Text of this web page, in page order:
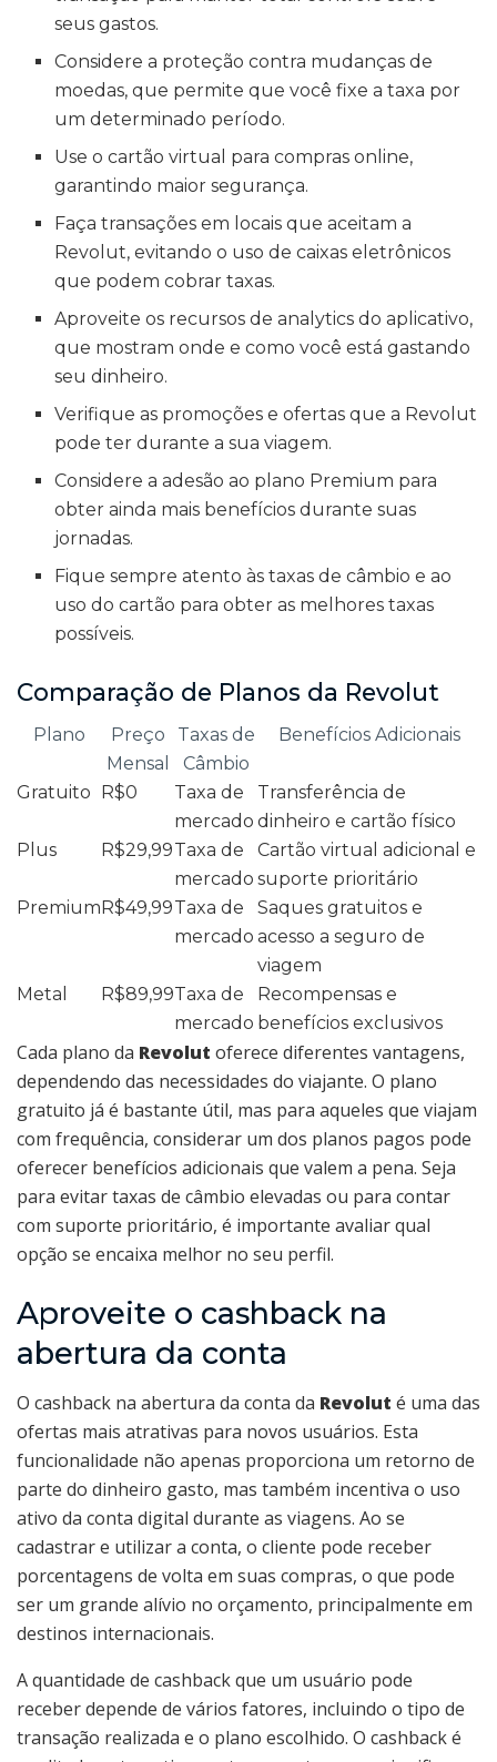
seus gastos.
Considere a proteção contra mudanças de
moedas, que permite que você fixe a taxa por
um determinado período.
Use o cartão virtual para compras online,
garantindo maior segurança.
Faça transações em locais que aceitam a
Revolut, evitando o uso de caixas eletrônicos
que podem cobrar taxas.
Aproveite os recursos de analytics do aplicativo,
que mostram onde e como você está gastando
seu dinheiro.
Verifique as promoções e ofertas que a Revolut
pode ter durante a sua viagem.
Considere a adesão ao plano Premium para
obter ainda mais benefícios durante suas
jornadas.
Fique sempre atento às taxas de câmbio e ao
uso do cartão para obter as melhores taxas
possíveis.
Comparação de Planos da Revolut
Plano
Preço
Mensal
Taxas de
Câmbio
Benefícios Adicionais
Gratuito R$0
Taxa de
mercado
Transferência de
dinheiro e cartão físico
Plus
R$29,99Taxa de
mercado
Cartão virtual adicional e
suporte prioritário
PremiumR$49,99Taxa de
mercado
Saques gratuitos e
acesso a seguro de
viagem
Metal
R$89,99Taxa de
mercado
Recompensas e
benefícios exclusivos
Cada plano da Revolut oferece diferentes vantagens,
dependendo das necessidades do viajante. O plano
gratuito já é bastante útil, mas para aqueles que viajam
com frequência, considerar um dos planos pagos pode
oferecer benefícios adicionais que valem a pena. Seja
para evitar taxas de câmbio elevadas ou para contar
com suporte prioritário, é importante avaliar qual
opção se encaixa melhor no seu perfil.
Aproveite o cashback na
abertura da conta
O cashback na abertura da conta da Revolut é uma das
ofertas mais atrativas para novos usuários. Esta
funcionalidade não apenas proporciona um retorno de
parte do dinheiro gasto, mas também incentiva o uso
ativo da conta digital durante as viagens. Ao se
cadastrar e utilizar a conta, o cliente pode receber
porcentagens de volta em suas compras, o que pode
ser um grande alívio no orçamento, principalmente em
destinos internacionais.
A quantidade de cashback que um usuário pode
receber depende de vários fatores, incluindo o tipo de
transação realizada e o plano escolhido. O cashback é